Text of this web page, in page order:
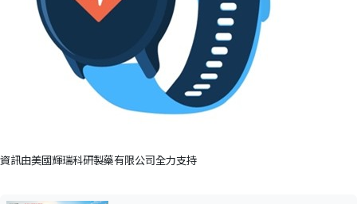
資訊由美國輝瑞科研製藥有限公司全力支持